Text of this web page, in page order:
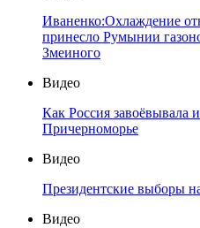
Иваненко:Охлаждение
принесло Румынии
Змеиного
Видео
Как Россия завоёвывала
Причерноморье
Видео
Президентские выборы
Видео